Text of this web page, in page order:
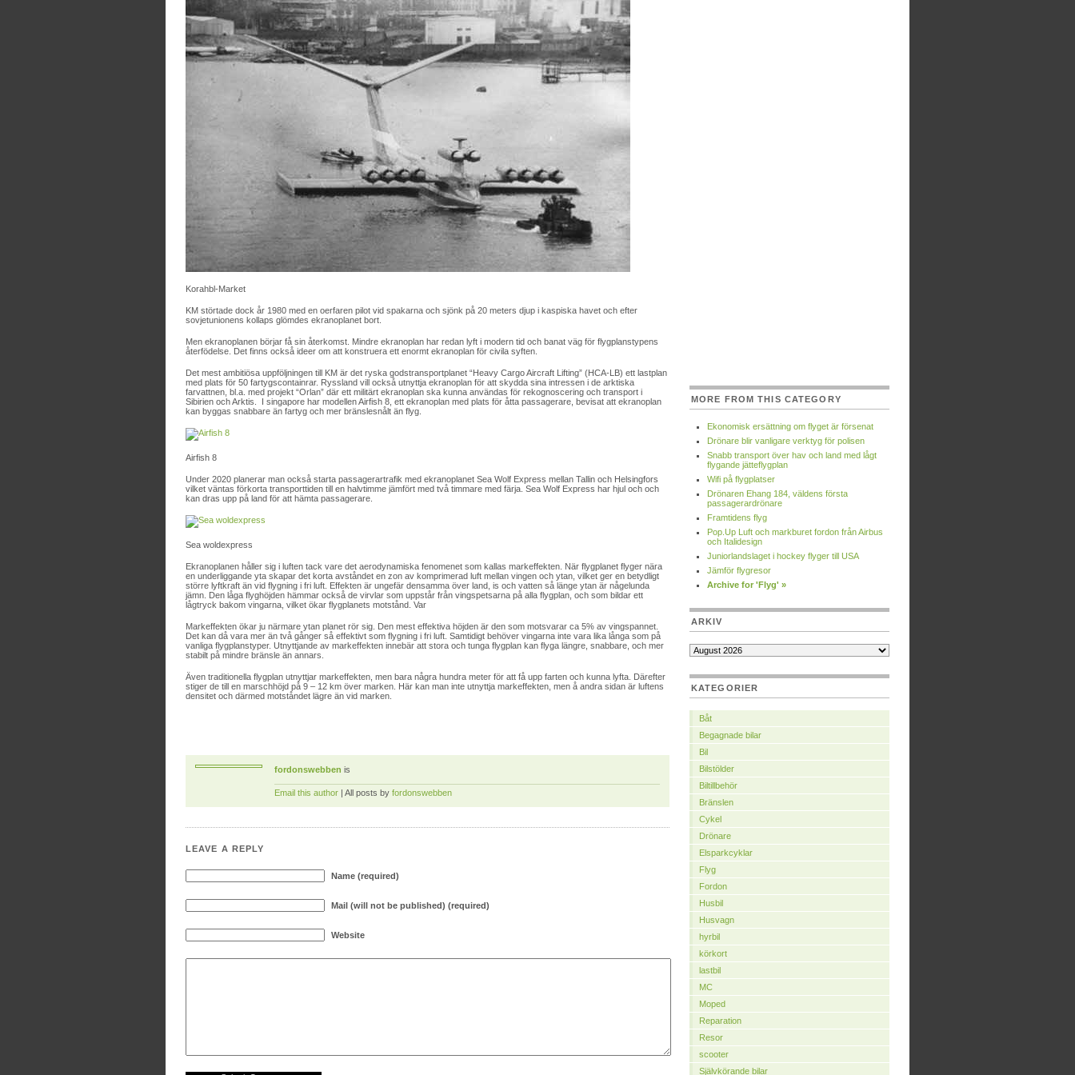
Korahbl-Market
KM störtade dock år 1980 med en oerfaren pilot vid spakarna och sjönk på 20 meters djup i kaspiska havet och efter
sovjetunionens kollaps glömdes ekranoplanet bort.
Men ekranoplanen börjar få sin återkomst. Mindre ekranoplan har redan lyft i modern tid och banat väg för flygplanstypens
återfödelse. Det finns också ideer om att konstruera ett enormt ekranoplan för civila syften.
Det mest ambitiösa uppföljningen till KM är det ryska godstransportplanet “Heavy Cargo Aircraft Lifting” (HCA-LB) ett lastplan
med plats för 50 fartygscontainrar. Ryssland vill också utnyttja ekranoplan för att skydda sina intressen i de arktiska
farvattnen, bl.a. med projekt “Orlan” där ett militärt ekranoplan ska kunna användas för rekognoscering och transport i
Sibirien och Arktis. I singapore har modellen Airfish 8, ett ekranoplan med plats för åtta passagerare, bevisat att ekranoplan
kan byggas snabbare än fartyg och mer bränslesnålt än flyg.
Airfish 8
Under 2020 planerar man också starta passagerartrafik med ekranoplanet Sea Wolf Express mellan Tallin och Helsingfors
vilket väntas förkorta transporttiden till en halvtimme jämfört med två timmare med färja. Sea Wolf Express har hjul och och
kan dras upp på land för att hämta passagerare.
Sea woldexpress
Ekranoplanen håller sig i luften tack vare det aerodynamiska fenomenet som kallas markeffekten. När flygplanet flyger nära
en underliggande yta skapar det korta avståndet en zon av komprimerad luft mellan vingen och ytan, vilket ger en betydligt
större lyftkraft än vid flygning i fri luft. Effekten är ungefär densamma över land, is och vatten så länge ytan är någelunda
jämn. Den låga flyghöjden hämmar också de virvlar som uppstår från vingspetsarna på alla flygplan, och som bildar ett
lågtryck bakom vingarna, vilket ökar flygplanets motstånd. Var
Markeffekten ökar ju närmare ytan planet rör sig. Den mest effektiva höjden är den som motsvarar ca 5% av vingspannet.
Det kan då vara mer än två gånger så effektivt som flygning i fri luft. Samtidigt behöver vingarna inte vara lika långa som på
vanliga flygplanstyper. Utnyttjande av markeffekten innebär att stora och tunga flygplan kan flyga längre, snabbare, och mer
stabilt på mindre bränsle än annars.
Även traditionella flygplan utnyttjar markeffekten, men bara några hundra meter för att få upp farten och kunna lyfta. Därefter
stiger de till en marschhöjd på 9 – 12 km över marken. Här kan man inte utnyttja markeffekten, men å andra sidan är luftens
densitet och därmed motståndet lägre än vid marken.
fordonswebben is
Email this author | All posts by fordonswebben
LEAVE A REPLY
Name (required)
Mail (will not be published) (required)
Website
MORE FROM THIS CATEGORY
Ekonomisk ersättning om flyget är försenat
Drönare blir vanligare verktyg för polisen
Snabb transport över hav och land med lågt
flygande jätteflygplan
Wifi på flygplatser
Drönaren Ehang 184, väldens första
passagerardrönare
Framtidens flyg
Pop.Up Luft och markburet fordon från Airbus
och Italidesign
Juniorlandslaget i hockey flyger till USA
Jämför flygresor
Archive for 'Flyg' »
ARKIV
KATEGORIER
Båt
Begagnade bilar
Bil
Bilstölder
Biltillbehör
Bränslen
Cykel
Drönare
Elsparkcyklar
Flyg
Fordon
Husbil
Husvagn
hyrbil
körkort
lastbil
MC
Moped
Reparation
Resor
scooter
Självkörande bilar